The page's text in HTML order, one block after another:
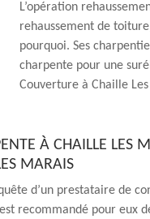
L’opération
rehaussement de
pourquoi. Ses
charpente pour une
Couverture à Chaille
À CHAILLE LES
MARAIS
d’un prestataire de
recommandé pour eux